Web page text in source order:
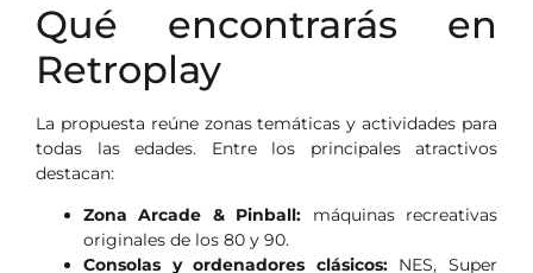
Qué encontrarás en
Retroplay
La propuesta reúne zonas temáticas y actividades para
todas las edades. Entre los principales atractivos
destacan:
Zona Arcade & Pinball: máquinas recreativas
originales de los 80 y 90.
Consolas y ordenadores clásicos:NES, Super